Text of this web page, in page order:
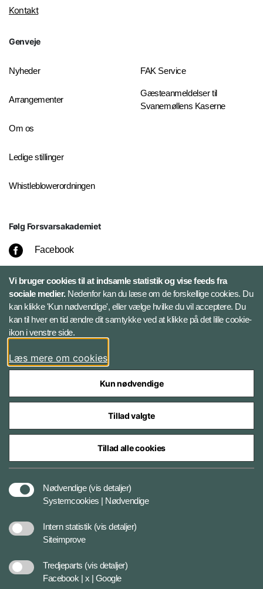
Gæsteanmeldelser til
LinkedIn
Twitter
Styrelser og myndigheder under Forsvarsministeriet
Tilgængelighedserklæring
Cookiepolitik
Privatlivspolitik
Vi bruger cookies til at indsamle statistik og vise feeds fra
sociale medier.Nedenfor kan du læse om de forskellige cookies. Du
kan klikke 'Kun nødvendige', eller vælge hvilke du vil acceptere. Du
kan til hver en tid ændre dit samtykke ved at klikke på det lille cookie-
ikon i venstre side.
Læs mere om cookies
Kun nødvendige
Tillad valgte
Tillad alle cookies
Nødvendige (vis detaljer)
Systemcookies | Nødvendige
Intern statistik (vis detaljer)
Siteimprove
Tredjeparts (vis detaljer)
Facebook | x | Google